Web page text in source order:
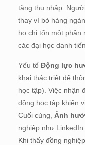
tăng thu nhập.
thay vì bỏ hàng
họ chỉ tốn một
các đại học danh
Yếu tố Động lực
khai thác triệt để
học tập). Việc nhận
đồng học tập khiến
Cuối cùng, Ảnh
nghiệp như
Khi thấy đồng